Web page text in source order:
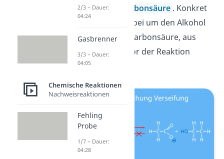
undSalz einer Carbonsäure . Konkret
handelt es sich dabei um den Alkohol
und das Salz der Carbonsäure, aus
denen der Ester vor der Reaktion
aufgebaut war.
2/3 – Dauer:
04:24
Gasbrenner
3/3 – Dauer:
04:05
Chemische Reaktionen
Nachweisreaktionen
Fehling
Probe
1/7 – Dauer:
04:28